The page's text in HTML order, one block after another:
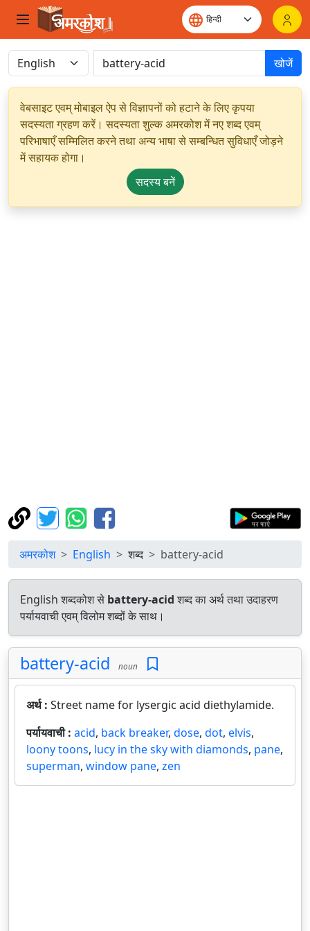
खोजें
वेबसाइट एवम् मोबाइल ऐप से विज्ञापनों को हटाने के लिए कृपया
सदस्यता ग्रहण करें। सदस्यता शुल्क अमरकोश में नए शब्द एवम्
परिभाषाएँ सम्मिलित करने तथा अन्य भाषा से सम्बन्धित सुविधाएँ जोड़ने
में सहायक होगा।
सदस्य बनें
अमरकोश English शब्द battery-acid
English शब्दकोश से battery-acidशब्द का अर्थ तथा उदाहरण
पर्यायवाची एवम् विलोम शब्दों के साथ।
battery-acid noun
अर्थ : Street name for lysergic acid diethylamide.
पर्यायवाची : acid, back breaker, dose, dot, elvis,
loony toons, lucy in the sky with diamonds, pane,
superman, window pane, zen